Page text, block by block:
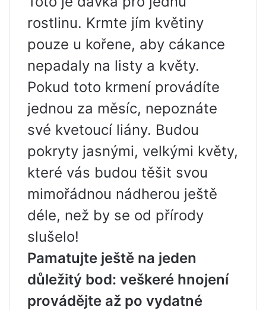
rostlinu. Krmte jím květiny
pouze u kořene, aby cákance
nepadaly na listy a květy.
Pokud toto krmení provádíte
jednou za měsíc, nepoznáte
své kvetoucí liány. Budou
pokryty jasnými, velkými květy,
které vás budou těšit svou
mimořádnou nádherou ještě
déle, než by se od přírody
slušelo!
Pamatujte ještě na jeden
důležitý bod: veškeré hnojení
provádějte až po vydatné